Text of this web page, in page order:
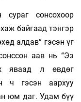
сонсохоор
байгаад тэнгэр
алдав” гэсэн үг
аав нь “Ээ
яваад л өвдөг
ч гэсэн аархуу
юм даг. Удам бүү